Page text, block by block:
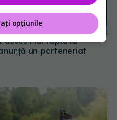
acces mai rapid la
un parteneriat
opțiunile